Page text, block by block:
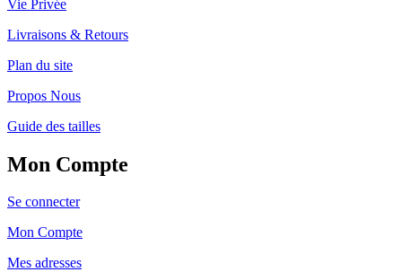
Vie Privée
Livraisons & Retours
Plan du site
Propos Nous
Guide des tailles
Mon Compte
Se connecter
Mon Compte
Mes adresses